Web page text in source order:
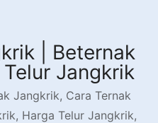
| Beternak
Jangkrik
Jangkrik, Cara Ternak
Harga Telur Jangkrik,